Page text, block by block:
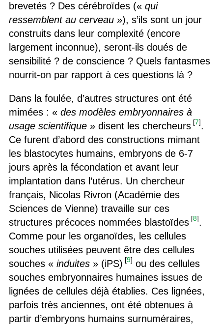
brevetés ? Des cérébroïdes (« qui
ressemblent au cerveau»), s’ils sont un jour
construits dans leur complexité (encore
largement inconnue), seront-ils doués de
sensibilité ? de conscience ? Quels fantasmes
nourrit-on par rapport à ces questions là ?
Dans la foulée, d’autres structures ont été
mimées : « des modèles embryonnaires à
usage scientifique» disent les chercheurs [7].
Ce furent d’abord des constructions mimant
les blastocytes humains, embryons de 6-7
jours après la fécondation et avant leur
implantation dans l’utérus. Un chercheur
français, Nicolas Rivron (Académie des
Sciences de Vienne) travaille sur ces
structures précoces nommées blastoïdes [8].
Comme pour les organoïdes, les cellules
souches utilisées peuvent être des cellules
souches « induites» (iPS) [9] ou des cellules
souches embryonnaires humaines issues de
lignées de cellules déjà établies. Ces lignées,
parfois très anciennes, ont été obtenues à
partir d’embryons humains surnuméraires,